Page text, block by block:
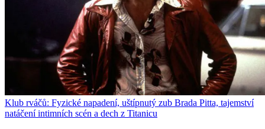
Klub rváčů: Fyzické napadení, uštípnutý zub Brada Pitta, tajemství
natáčení intimních scén a dech z Titanicu